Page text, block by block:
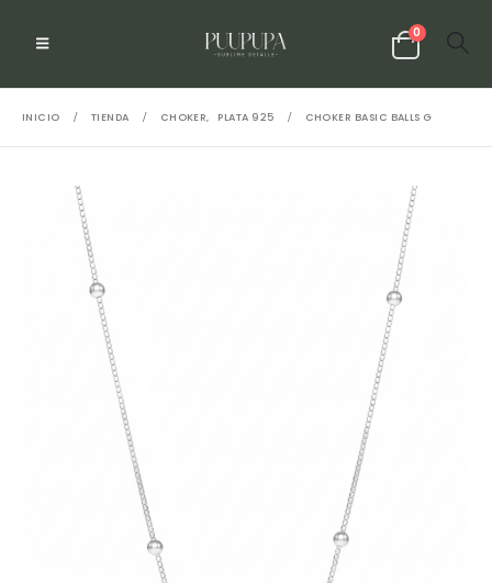
0
INICIO TIENDA CHOKER, PLATA 925 CHOKER BASIC BALLS G